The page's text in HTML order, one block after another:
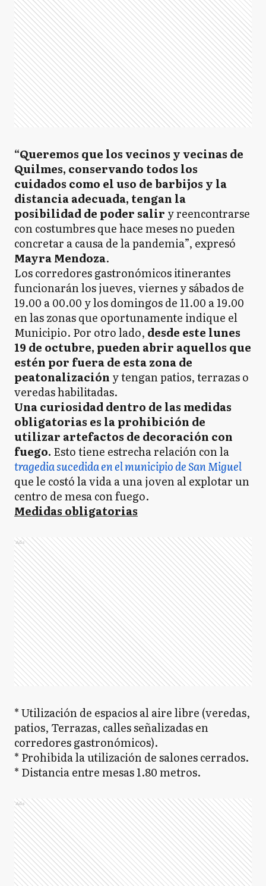
“Queremos que los vecinos y vecinas de
Quilmes, conservando todos los
cuidados como el uso de barbijos y la
distancia adecuada, tengan la
posibilidad de poder salir y reencontrarse
con costumbres que hace meses no pueden
concretar a causa de la pandemia”, expresó
Mayra Mendoza.
Los corredores gastronómicos itinerantes
funcionarán los jueves, viernes y sábados de
19.00 a 00.00 y los domingos de 11.00 a 19.00
en las zonas que oportunamente indique el
Municipio. Por otro lado, desde este lunes
19 de octubre, pueden abrir aquellos que
estén por fuera de esta zona de
peatonalización y tengan patios, terrazas o
veredas habilitadas.
Una curiosidad dentro de las medidas
obligatorias es la prohibición de
utilizar artefactos de decoración con
fuego. Esto tiene estrecha relación con la
tragedia sucedida en el municipio de San Miguel
que le costó la vida a una joven al explotar un
centro de mesa con fuego.
Medidas obligatorias
Ads
* Utilización de espacios al aire libre (veredas,
patios, Terrazas, calles señalizadas en
corredores gastronómicos).
* Prohibida la utilización de salones cerrados.
* Distancia entre mesas 1.80 metros.
Ads